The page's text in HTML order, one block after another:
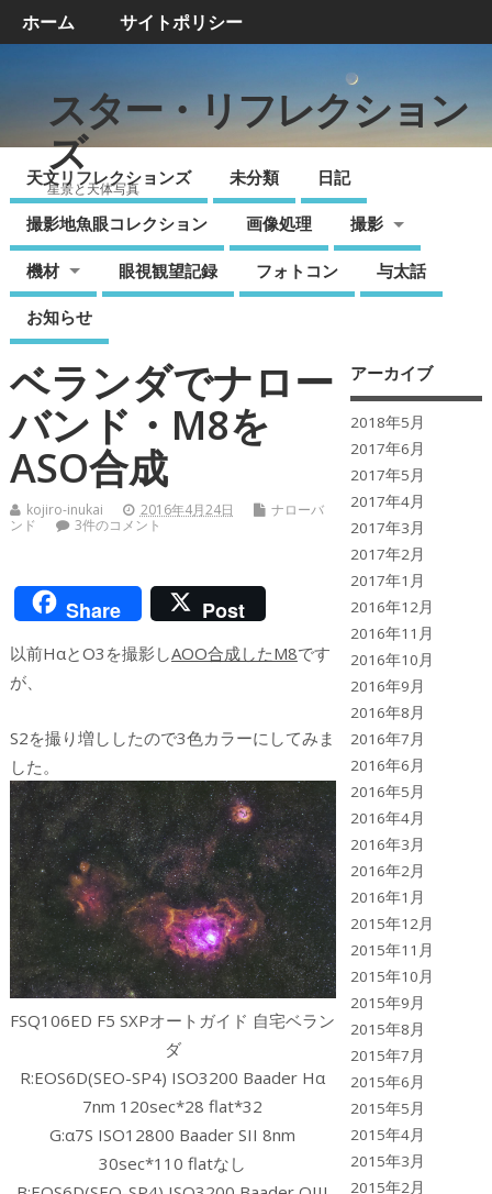
ホーム サイトポリシー
スター・リフレクション
ズ
星景と天体写真
天文リフレクションズ 未分類 日記
撮影地魚眼コレクション 画像処理 撮影
機材 眼視観望記録 フォトコン 与太話
お知らせ
ベランダでナロー
バンド・M8を
ASO合成
kojiro-inukai 2016年4月24日
ナローバ
ンド
3件のコメント
Share Post
以前HαとO3を撮影しAOO合成したM8です
が、
S2を撮り増ししたので3色カラーにしてみま
した。
FSQ106ED F5 SXPオートガイド 自宅ベラン
ダ
R:EOS6D(SEO-SP4) ISO3200 Baader Hα
7nm 120sec*28 flat*32
G:α7S ISO12800 Baader SII 8nm
30sec*110 flatなし
アーカイブ
2018年5月
2017年6月
2017年5月
2017年4月
2017年3月
2017年2月
2017年1月
2016年12月
2016年11月
2016年10月
2016年9月
2016年8月
2016年7月
2016年6月
2016年5月
2016年4月
2016年3月
2016年2月
2016年1月
2015年12月
2015年11月
2015年10月
2015年9月
2015年8月
2015年7月
2015年6月
2015年5月
2015年4月
2015年3月
2015年2月